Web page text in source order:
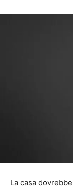
La casa